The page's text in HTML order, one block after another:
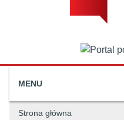
MENU
Strona główna